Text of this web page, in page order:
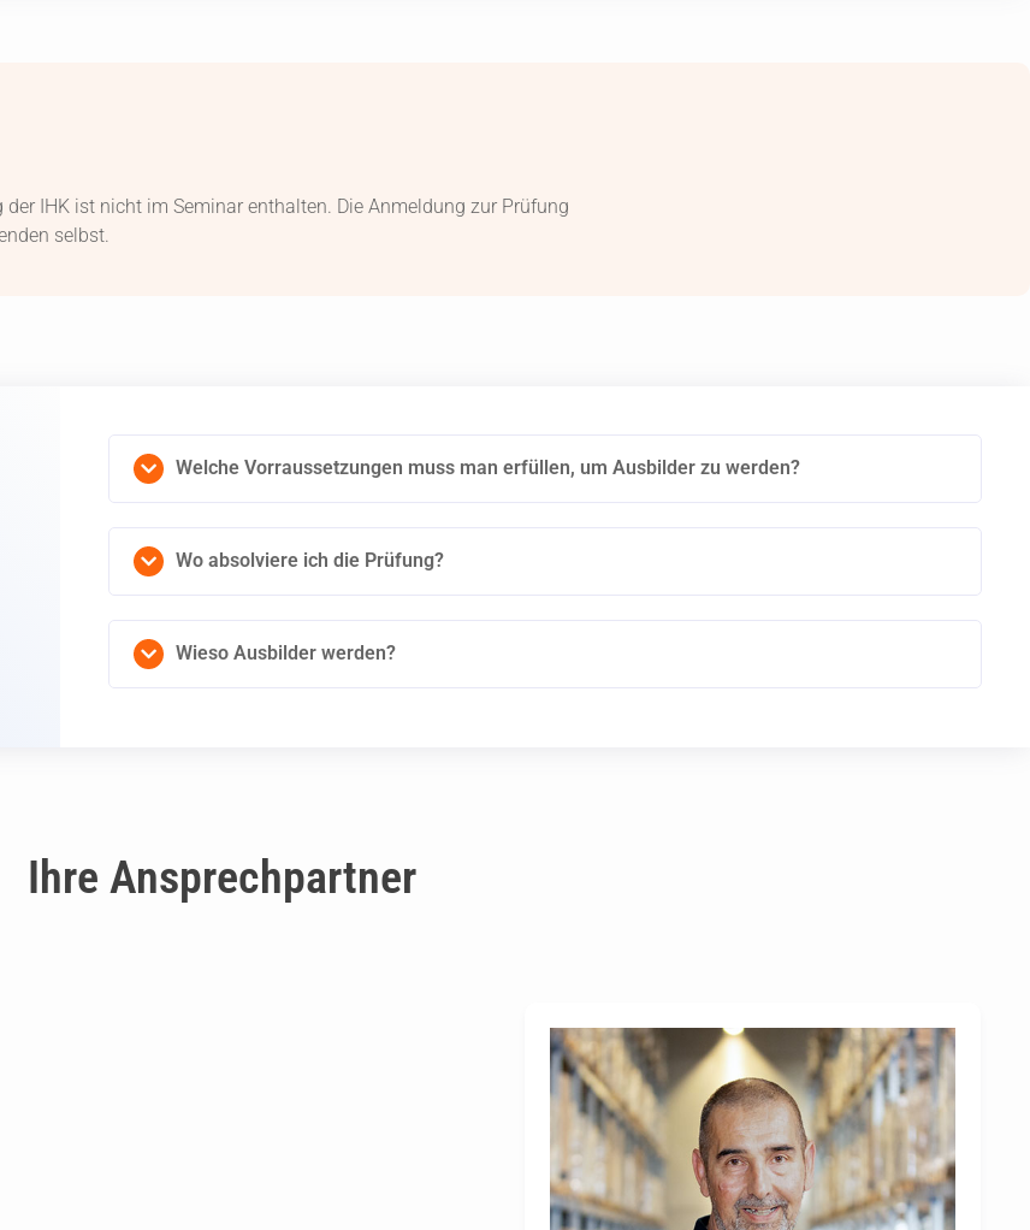
der IHK ist nicht im Seminar enthalten. Die Anmeldung zur Prüfung
selbst.
Welche Vorraussetzungen muss man erfüllen, um Ausbilder zu werden?
Wo absolviere ich die Prüfung?
Wieso Ausbilder werden?
Ihre Ansprechpartner